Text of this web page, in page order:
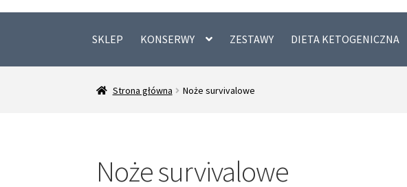
SKLEP KONSERWY ZESTAWY DIETA KETOGENICZNA
Strona główna Noże survivalowe
Noże survivalowe